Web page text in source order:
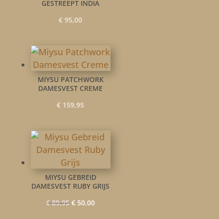
GESTREEPT INDIA
€ 95,00
MIYSU PATCHWORK
DAMESVEST CREME
€ 159,95
MIYSU GEBREID
DAMESVEST RUBY GRIJS
€89,95Oorspronkelijke
€ 50,00Huidige